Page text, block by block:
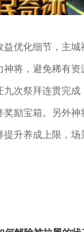
优化细节，主
神将，避免稀有
次祭拜连贯完
励宝箱。另外
升养成上限，